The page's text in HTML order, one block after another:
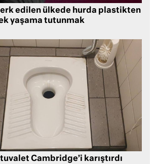
edilen ülkede hurda plastikten
yaşama tutunmak
Cambridge’i karıştırdı